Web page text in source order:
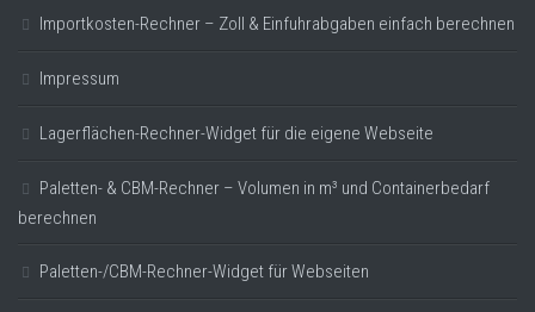
Importkosten-Rechner – Zoll & Einfuhrabgaben einfach berechnen
Impressum
Lagerflächen-Rechner-Widget für die eigene Webseite
Paletten- & CBM-Rechner – Volumen in m³ und Containerbedarf
berechnen
Paletten-/CBM-Rechner-Widget für Webseiten